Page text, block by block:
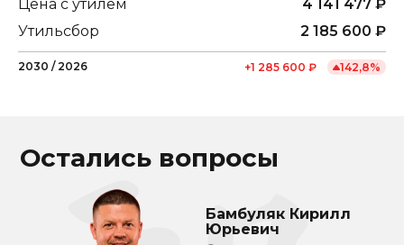
Цена с утилем 4 141 477 ₽
Утильсбор
2 185 600 ₽
2030 / 2026 +1 285 600 ₽ 142,8%
Остались вопросы
Бамбуляк Кирилл
Юрьевич